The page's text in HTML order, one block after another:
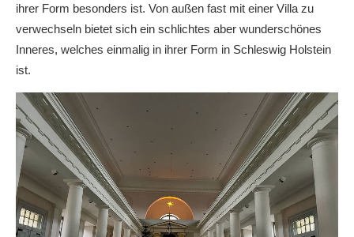
ihrer Form besonders ist. Von außen fast mit einer Villa zu
verwechseln bietet sich ein schlichtes aber wunderschönes
Inneres, welches einmalig in ihrer Form in Schleswig Holstein
ist.